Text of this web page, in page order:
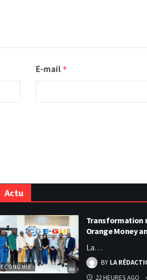
E-mail *
Actu
ECONOMIE
Transformation
Orange Money
La…
BY LA
22 HEURES AGO